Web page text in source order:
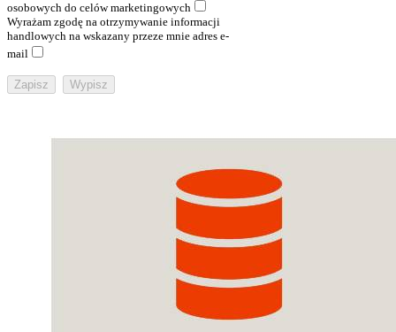
osobowych do celów marketingowych
Wyrażam zgodę na otrzymywanie informacji
handlowych na wskazany przeze mnie adres e-
mail